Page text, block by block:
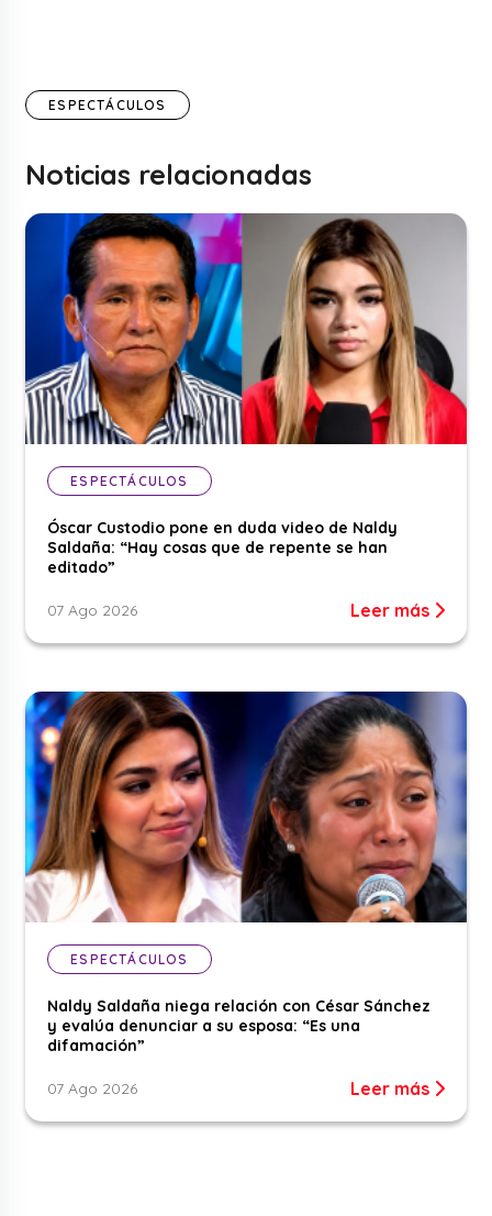
ESPECTÁCULOS
Noticias relacionadas
ESPECTÁCULOS
Óscar Custodio pone en duda video de Naldy
Saldaña: “Hay cosas que de repente se han
editado”
07 Ago 2026 Leer más
ESPECTÁCULOS
Naldy Saldaña niega relación con César Sánchez
y evalúa denunciar a su esposa: “Es una
difamación”
07 Ago 2026 Leer más